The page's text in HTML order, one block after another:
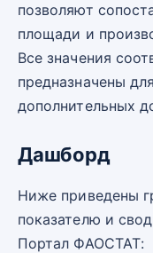
позволяют
площади и
Все значения
предназначены
дополнительных
Дашборд
Ниже приведены
показателю и
Портал ФАОСТАТ: